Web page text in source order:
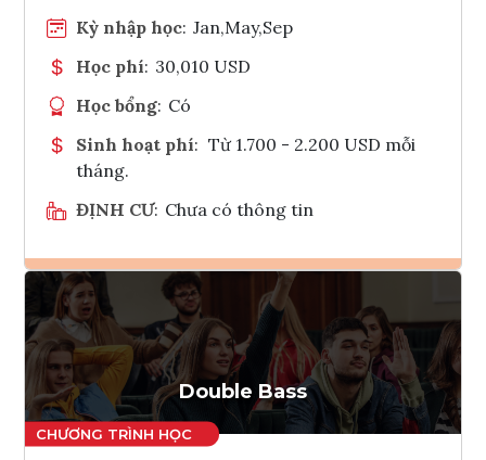
Kỳ nhập học: Jan,May,Sep
Học phí: 30,010 USD
Học bổng: Có
Sinh hoạt phí: Từ 1.700 - 2.200 USD mỗi
tháng.
ĐỊNH CƯ: Chưa có thông tin
Ghi danh
Tham vấn Interlink
Double Bass